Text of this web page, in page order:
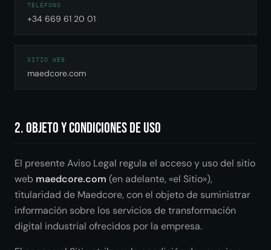
TELÉFONO
+34 669 61 20 01
SITIO WEB
maedcore.com
2. Objeto y condiciones de uso
El presente Aviso Legal regula el acceso y uso del sitio
web maedcore.com (en adelante, «el Sitio»),
titularidad de Maedcore, con el objeto de suministrar
información sobre los servicios de transformación
digital industrial ofrecidos por la empresa.